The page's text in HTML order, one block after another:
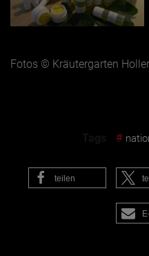
Fotos © Kräutergarten
#
teilen